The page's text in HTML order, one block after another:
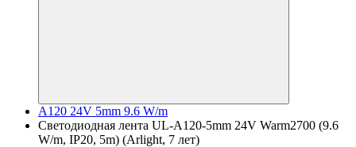
A120 24V 5mm 9.6 W/m
Светодиодная лента UL-A120-5mm 24V Warm2700 (9.6
W/m, IP20, 5m) (Arlight, 7 лет)